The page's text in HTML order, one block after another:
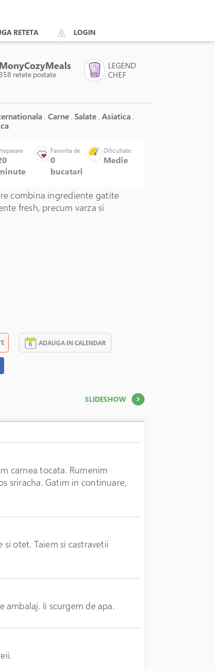
RETETA LOGIN
MonyCozyMeals
358 retete postate
LEGEND
CHEF
, Carne , Salate , Asiatica ,
Favorita de
0
bucatari
Dificultate
Medie
combina ingrediente gatite
fresh, precum varza si
ADAUGA IN CALENDAR
SLIDESHOW
carnea tocata. Rumenim
sriracha. Gatim in continuare,
otet. Taiem si castravetii
Ii scurgem de apa.